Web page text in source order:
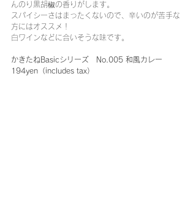
んのり黒胡椒の香りがします。
スパイシーさはまったくないので、辛いのが苦手な
方にはオススメ！
白ワインなどに合いそうな味です。
かきたねBasicシリーズ　No.005 和風カレー
194yen（includes tax）